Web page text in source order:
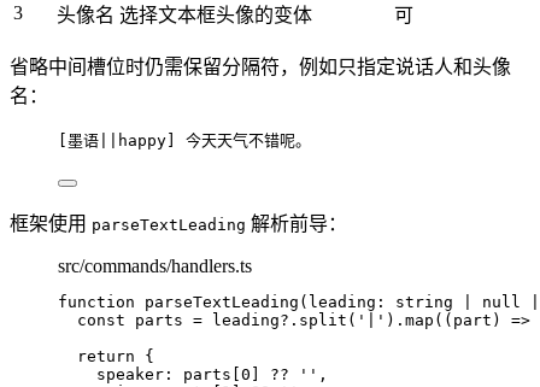
3
头像名 选择文本框头像的变体 可
省略中间槽位时仍需保留分隔符，例如只指定说话人和头像
名：
[墨语||happy] 今天天气不错呢。
框架使用 parseTextLeading 解析前导：
src/commands/handlers.ts
function parseTextLeading ( leading : string null
const parts = leading?. split ( ' ' ) . map ( ( part )
=>
return {
speaker: parts[0 ] ?? '' ,